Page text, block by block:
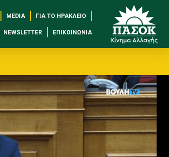
MEDIA ΓΙΑ ΤΟ ΗΡΆΚΛΕΙΟ
NEWSLETTER ΕΠΙΚΟΙΝΩΝΊΑ